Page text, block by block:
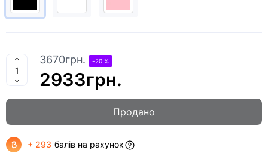
3670грн. -20 %
2933грн.
Продано
+ 293 балів на рахунок